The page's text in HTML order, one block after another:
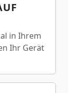
in Ihrem
Ihr Gerät